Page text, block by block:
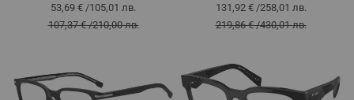
53,69 € /105,01 лв.
107,37 €/210,00 лв.
131,92 €/258,01 лв.
219,86 €/430,01 лв.